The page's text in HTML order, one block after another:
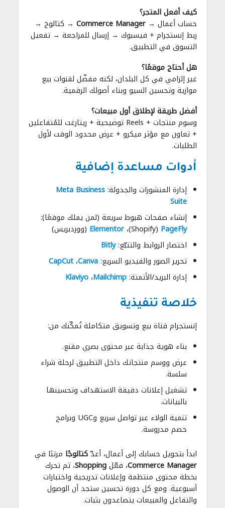
كيف أفعل المتجر؟
حساب أعمال →Commerce Manager → كتالوج →
ربط إنستجرام + فيسبوك → إرسال للمراجعة → تفعيل
التسوق في التطبيق.
هل أحتاج موقعًا؟
غير إلزامي في كل البلدان، لكنه مفضّل لقنوات بيع
موازية وتحسين السيو وبناء أصولك الرقمية.
أفضل طريقة لإطلاق أول مبيعات؟
وسوم منتجات + Reels توضيحية + ريتارغت للمُتفاعلين
+ تعاون مع مؤثر ميكرو + عرض محدود الوقت لأول
الطلبات.
أدوات مساعدة إضافية
إدارة المنشورات والجدولة:Meta Business
Suite
إنشاء صفحات هبوط سريعة (لمن يملك موقعًا):
PageFly (Shopify)، Elementor (ووردبريس)
اختصار الروابط والتتبّع:Bitly
تحرير الصور والفيديو السريع:Canva،CapCut
إدارة البريد/الأتمتة:Mailchimp،Klaviyo
خلاصة تنفيذية
إنستجرام قناة بيع وتسويق متكاملة تُمكّنك من:
بناء هوية جذابة عبر محتوى بصري مقنع.
عرض ووسم منتجاتك داخل التطبيق لرحلة شراء
سلسة.
تشغيل إعلانات دقيقة الاستهداف وتحسينها
بالبيانات.
تنمية الولاء عبر تواصل سريع وUGC وبرامج
خصم مدروسة.
ابدأ بتحويل حسابك إلى أعمال، أعدّكتالوجًا مرتبًا في
Commerce Manager، فعّلShopping، ثم تحرك
بخطة محتوى منتظمة وإعلانات تدريجية واختبارات
أسبوعية. ومع كل دورة تحسين ستجد أن الوصول
والتفاعل والمبيعات يتصاعدون بثبات.